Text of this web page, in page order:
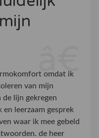
omdat ik
van mijn
lijn gekregen
leerzaam gesprek
waar ik mee gebeld
de heer